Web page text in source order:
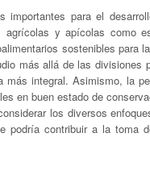
importantes para el
y apícolas como
sostenibles para
más allá de las divisiones
integral. Asimismo, la
en buen estado de
los diversos
podría contribuir a la toma